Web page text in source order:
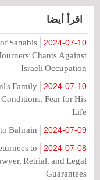
اقرأ أيضا
2024-07-10
Sanabis
Chants Against
Israeli Occupation
2024-07-10
Family
Fear for His
Life
2024-07-09
Bahrain
2024-07-08
to
Retrial, and Legal
Guarantees